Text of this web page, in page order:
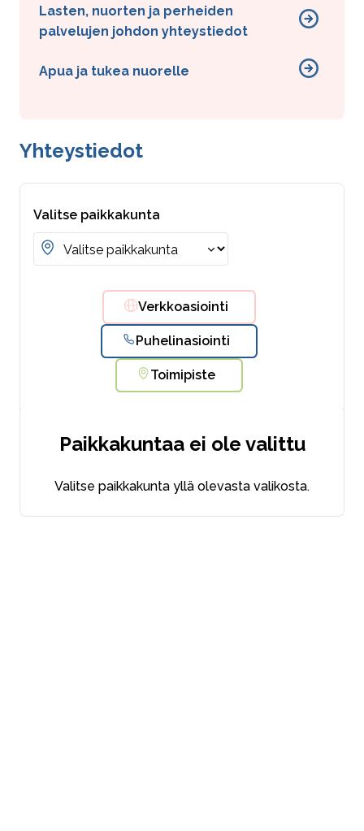
Lasten, nuorten ja perheiden
palvelujen johdon yhteystiedot
Apua ja tukea nuorelle
Yhteystiedot
Valitse paikkakunta
Verkkoasiointi
Puhelinasiointi
Toimipiste
Paikkakuntaa ei ole valittu
Valitse paikkakunta yllä olevasta valikosta.